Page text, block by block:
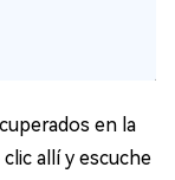
en la
allí y escuche